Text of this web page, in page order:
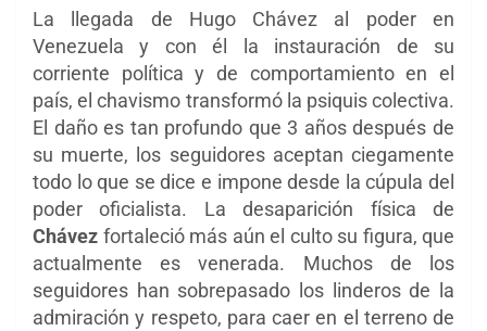
La llegada de Hugo Chávez al poder en
Venezuela y con él la instauración de su
corriente política y de comportamiento en el
país, el chavismo transformó la psiquis colectiva.
El daño es tan profundo que 3 años después de
su muerte, los seguidores aceptan ciegamente
todo lo que se dice e impone desde la cúpula del
poder oficialista. La desaparición física de
Chávez fortaleció más aún el culto su figura, que
actualmente es venerada. Muchos de los
seguidores han sobrepasado los linderos de la
admiración y respeto, para caer en el terreno de